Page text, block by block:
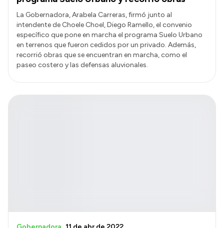
La Gobernadora, Arabela Carreras, firmó junto al
intendente de Choele Choel, Diego Ramello, el convenio
específico que pone en marcha el programa Suelo Urbano
en terrenos que fueron cedidos por un privado. Además,
recorrió obras que se encuentran en marcha, como el
paseo costero y las defensas aluvionales.